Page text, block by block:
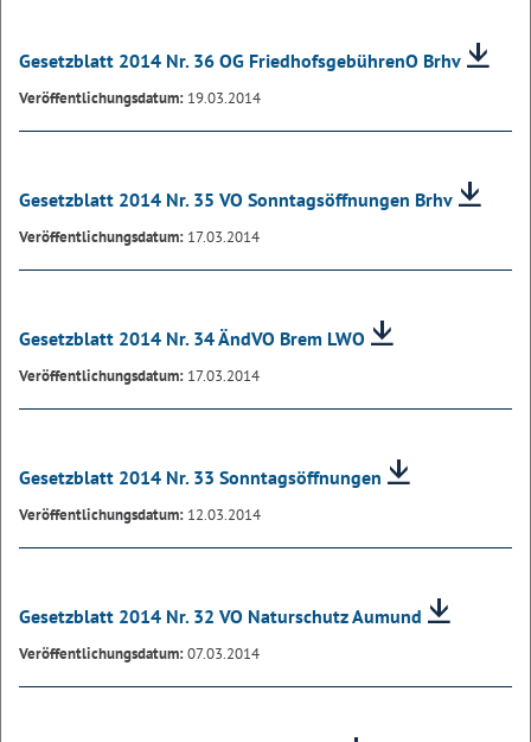
Gesetzblatt 2014 Nr. 36 OG FriedhofsgebührenO Brhv
Veröffentlichungsdatum: 19.03.2014
Gesetzblatt 2014 Nr. 35 VO Sonntagsöffnungen Brhv
Veröffentlichungsdatum: 17.03.2014
Gesetzblatt 2014 Nr. 34 ÄndVO Brem LWO
Veröffentlichungsdatum: 17.03.2014
Gesetzblatt 2014 Nr. 33 Sonntagsöffnungen
Veröffentlichungsdatum: 12.03.2014
Gesetzblatt 2014 Nr. 32 VO Naturschutz Aumund
Veröffentlichungsdatum:07.03.2014